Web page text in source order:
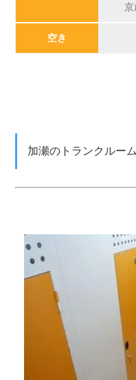
京
空き
加瀬のトランクルー